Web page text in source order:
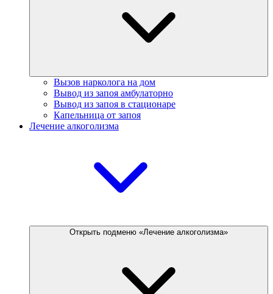
Вызов нарколога на дом
Вывод из запоя амбулаторно
Вывод из запоя в стационаре
Капельница от запоя
Лечение алкоголизма
Открыть подменю «Лечение алкоголизма»